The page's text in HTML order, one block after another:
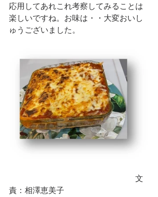
応用してあれこれ考察してみることは
楽しいですね。お味は・・大変おいし
ゅうございました。
文
責：相澤恵美子